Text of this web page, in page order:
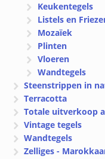
Keukentegels
Listels en
Mozaïek
Plinten
Vloeren
Wandtegels
Steenstrippen in
Terracotta
Totale uitverkoop
Vintage tegels
Wandtegels
Zelliges -